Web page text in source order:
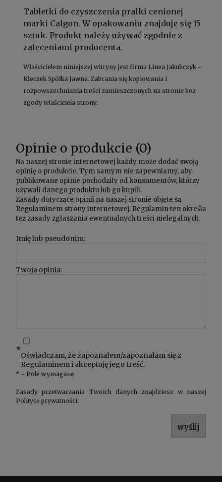
Tabletki do czyszczenia pralki cenionej
marki Calgon. W opakowaniu znajduje się 15
sztuk. Produkt należy używać zgodnie z
zaleceniami producenta.
Właścicielem niniejszej witryny jest firma Linea Jakubczyk -
Kłeczek Spółka Jawna. Zabrania się kopiowania i
rozpowszechniania treści zamieszczonych na stronie bez
zgody właściciela strony.
Opinie o produkcie (0)
Na naszej stronie internetowej każdy może dodać swoją
opinię o produkcie. Tym samym nie zapewniamy, aby
publikowane opinie pochodziły od konsumentów, którzy
używali danego produktu lub go kupili.
Zasady dotyczące opinii na naszej stronie objęte są
Regulaminem strony internetowej. Regulamin ten określa
też zasady zgłaszania ewentualnych treści nielegalnych.
Imię lub pseudonim:
Twoja opinia:
*
Oświadczam, że zapoznałem/zapoznałam się z
Regulaminemi akceptuję jego treść.
* - Pole wymagane
Zasady przetwarzania Twoich danych znajdziesz w naszej
Polityce prywatności.
wyślij